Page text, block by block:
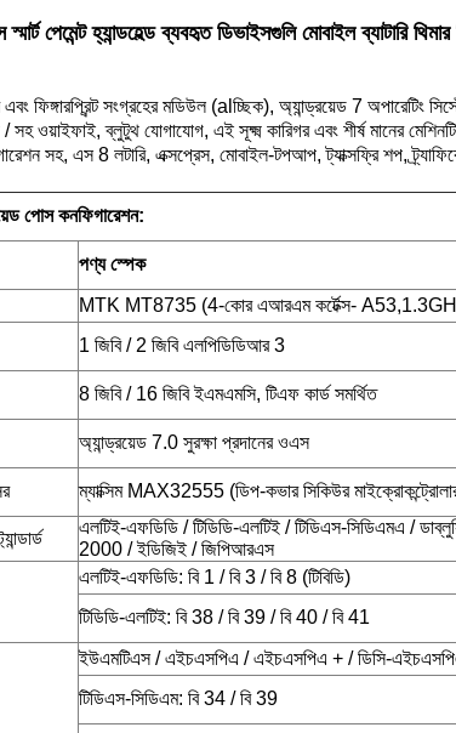
পেমেন্ট হ্যান্ডহেল্ড ব্যবহৃত ডিভাইসগুলি মোবাইল ব্যাটারি থিমার
এবং ফিঙ্গারপ্রিন্ট সংগ্রহের মডিউল (alচ্ছিক), অ্যান্ড্রয়েড 7 অপারেটিং
ওয়াইফাই, ব্লুটুথ যোগাযোগ, এই সূক্ষ্ম কারিগর এবং শীর্ষ মানের মেশিনটি
সহ, এস 8 লটারি, এক্সপ্রেস, মোবাইল-টপআপ, ট্যাক্সফ্রি শপ,
পোস কনফিগারেশন:
পণ্য স্পেক
MTK MT8735 (4-কোর এআরএম কর্টেক্স-
1 জিবি / 2 জিবি এলপিডিডিআর 3
8 জিবি / 16 জিবি ইএমএমসি, টিএফ কার্ড সমর্থিত
অ্যান্ড্রয়েড 7.0 সুরক্ষা প্রদানের ওএস
ম্যাক্সিম MAX32555 (ডিপ-কভার সিকিউর
এলটিই-এফডিডি / টিডিডি-এলটিই / টিডিএস-সিডিএমএ /
2000 / ইডিজিই / জিপিআরএস
এলটিই-এফডিডি: বি 1 / বি 3 / বি 8 (টিবিডি)
টিডিডি-এলটিই: বি 38 / বি 39 / বি 40 / বি 41
ইউএমটিএস / এইচএসপিএ / এইচএসপিএ + / ডিসি-
টিডিএস-সিডিএম: বি 34 / বি 39